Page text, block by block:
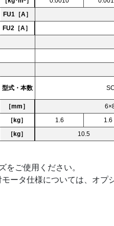
FU1［A］
FU2［A］
型式・本数
［mm］
［kg］ 1.6 1.6
［kg］ 10.5
をご使用ください。
ータ仕様については、オプ